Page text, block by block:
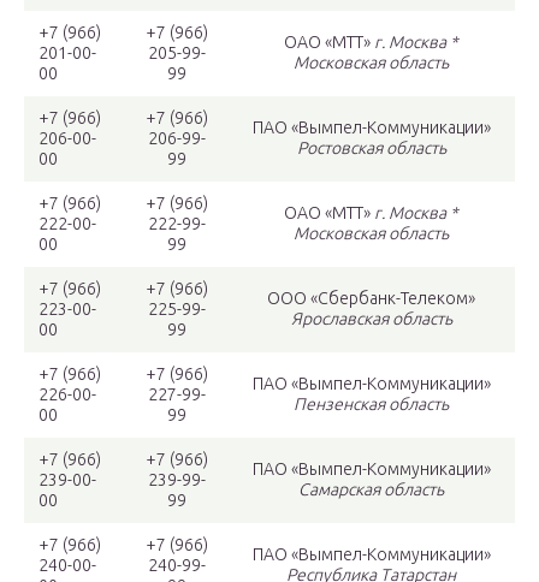
+7 (966)
201-00-
00
+7 (966)
205-99-
99
ОАО «МТТ» г. Москва *
Московская область
+7 (966)
206-00-
00
+7 (966)
206-99-
99
ПАО «Вымпел-Коммуникации»
Ростовская область
+7 (966)
222-00-
00
+7 (966)
222-99-
99
ОАО «МТТ» г. Москва *
Московская область
+7 (966)
223-00-
00
+7 (966)
225-99-
99
ООО «Сбербанк-Телеком»
Ярославская область
+7 (966)
226-00-
00
+7 (966)
227-99-
99
ПАО «Вымпел-Коммуникации»
Пензенская область
+7 (966)
239-00-
00
+7 (966)
239-99-
99
ПАО «Вымпел-Коммуникации»
Самарская область
+7 (966)
240-00-
+7 (966)
240-99-
ПАО «Вымпел-Коммуникации»
Республика Татарстан